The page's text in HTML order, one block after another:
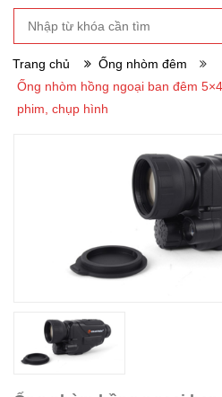
Trang chủ
Ống nhòm đêm
Ống nhòm hồng ngoại ban đêm
phim, chụp hình